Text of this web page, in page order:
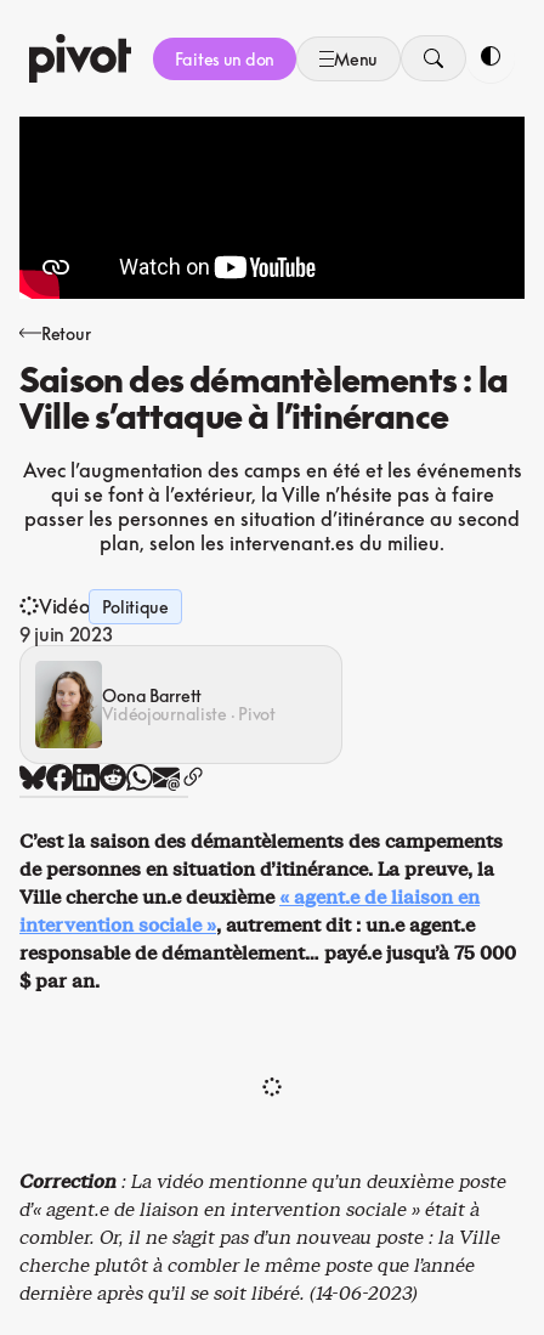
au
contenu
Faites un don Menu
Retour
Saison des démantèlements : la
Ville s’attaque à l’itinérance
Avec l’augmentation des camps en été et les événements
qui se font à l’extérieur, la Ville n’hésite pas à faire
passer les personnes en situation d’itinérance au second
plan, selon les intervenant.es du milieu.
Vidéo Politique
9 juin 2023
Oona Barrett
Vidéojournaliste · Pivot
C’est la saison des démantèlements des campements
de personnes en situation d’itinérance. La preuve, la
Ville cherche un.e deuxième« agent.e de liaison en
intervention sociale », autrement dit : un.e agent.e
responsable de démantèlement… payé.e jusqu’à 75 000
$ par an.
Correction: La vidéo mentionne qu’un deuxième poste
d’« agent.e de liaison en intervention sociale » était à
combler. Or, il ne s’agit pas d’un nouveau poste : la Ville
cherche plutôt à combler le même poste que l’année
dernière après qu’il se soit libéré. (14-06-2023)